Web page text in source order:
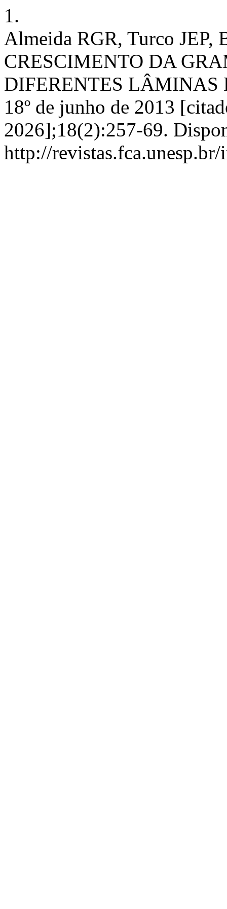
1.
Almeida RGR, Turco JEP,
CRESCIMENTO DA
DIFERENTES LÂMINAS
18º de junho de 2013
2026];18(2):257-69.
http://